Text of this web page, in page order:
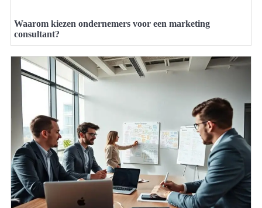
Waarom kiezen ondernemers voor een marketing
consultant?